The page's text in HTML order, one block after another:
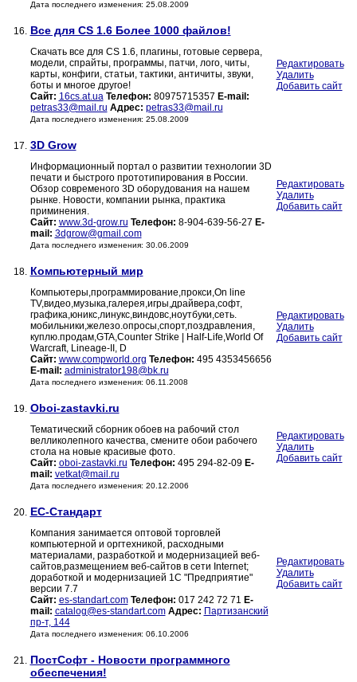
Дата последнего изменения: 25.08.2009
16. Все для CS 1.6 Более 1000 файлов!
Скачать все для CS 1.6, плагины, готовые сервера,
модели, спрайты, программы, патчи, лого, читы,
карты, конфиги, статьи, тактики, античиты, звуки,
боты и многое другое!
Сайт: 16cs.at.ua Телефон: 80975715357 E-mail:
petras33@mail.ru Адрес: petras33@mail.ru
Дата последнего изменения: 25.08.2009
Редактировать
Удалить
Добавить сайт
17. 3D Grow
Информационный портал о развитии технологии 3D
печати и быстрого прототипирования в России.
Обзор современого 3D оборудования на нашем
рынке. Новости, компании рынка, практика
приминения.
Сайт: www.3d-grow.ru Телефон: 8-904-639-56-27 E-
mail: 3dgrow@gmail.com
Дата последнего изменения: 30.06.2009
Редактировать
Удалить
Добавить сайт
18. Компьютерный мир
Компьютеры,программирование,прокси,On line
TV,видео,музыка,галерея,игры,драйвера,софт,
графика,юникс,линукс,виндовс,ноутбуки,сеть.
мобильники,железо.опросы,спорт,поздравления,
куплю.продам,GTA,Counter Strike | Half-Life,World Of
Warcraft, Lineage-II, D
Сайт: www.compworld.org Телефон: 495 4353456656
E-mail: administrator198@bk.ru
Дата последнего изменения: 06.11.2008
Редактировать
Удалить
Добавить сайт
19. Оboi-zastavki.ru
Тематический сборник обоев на рабочий стол
велликолепного качества, смените обои рабочего
стола на новые красивые фото.
Сайт: oboi-zastavki.ru Телефон: 495 294-82-09 E-
mail: vetkat@mail.ru
Дата последнего изменения: 20.12.2006
Редактировать
Удалить
Добавить сайт
20. ЕС-Стандарт
Компания занимается оптовой торговлей
компьютерной и оргтехникой, расходными
материалами, разработкой и модернизацией веб-
сайтов,размещением веб-сайтов в сети Internet;
доработкой и модернизацией 1С "Предприятие"
версии 7.7
Сайт: es-standart.com Телефон: 017 242 72 71 E-
mail: catalog@es-standart.com Адрес: Партизанский
пр-т, 144
Дата последнего изменения: 06.10.2006
Редактировать
Удалить
Добавить сайт
21. ПостСофт - Новости программного
обеспечения!